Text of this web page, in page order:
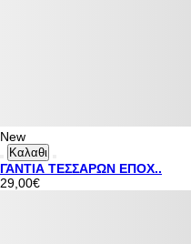
New
Καλαθι
ΓΑΝΤΙΑ ΤΕΣΣΑΡΩΝ ΕΠΟΧ..
29,00€